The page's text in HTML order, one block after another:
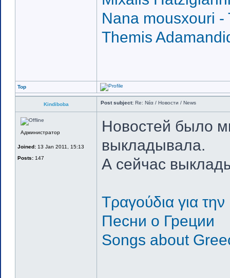
Nana mousxouri
Themis
Top
Kindiboba Post subject: Re: Νέα / Новости / News
Администратор
Joined: 13 Jan 2011, 15:13
Posts: 147
Новостей было
выкладывала.
А сейчас
Τραγούδια για
Песни о Греции
Songs about